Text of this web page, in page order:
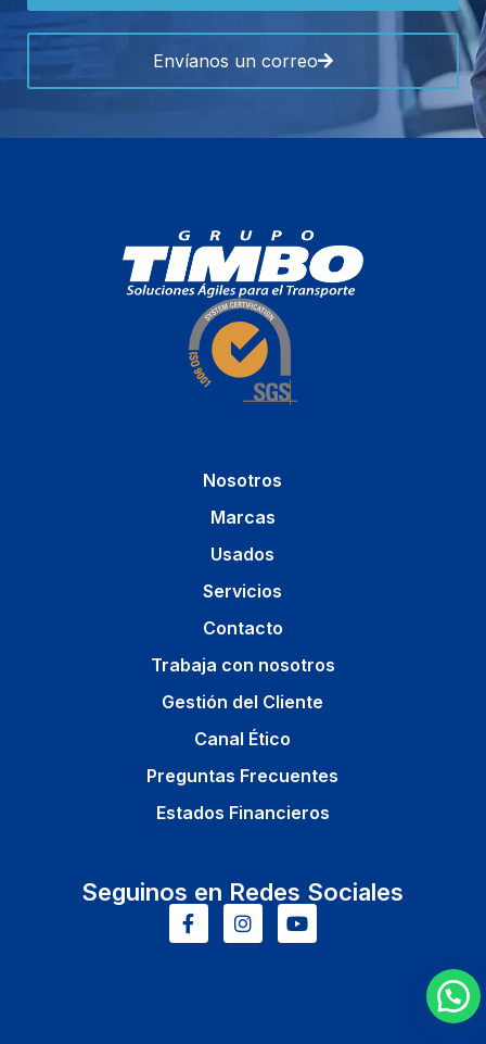
Envíanos un correo
Nosotros
Marcas
Usados
Servicios
Contacto
Trabaja con nosotros
Gestión del Cliente
Canal Ético
Preguntas Frecuentes
Estados Financieros
Seguinos en Redes Sociales